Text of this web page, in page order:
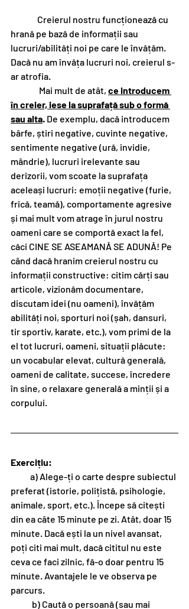
hrană pe bază de informații sau
lucruri/abilități noi pe care le învățăm.
Dacă nu am învăța lucruri noi, creierul s-
ar atrofia.
                Mai mult de atât,
ce introducem
în creier, iese la suprafață sub o formă
sau alta. De exemplu, dacă introducem
bârfe, știri negative, cuvinte negative,
sentimente negative (ură, invidie,
mândrie), lucruri irelevante sau
derizorii, vom scoate la suprafața
aceleași lucruri: emoții negative (furie,
frică, teamă), comportamente agresive
și mai mult vom atrage în jurul nostru
oameni care se comportă exact la fel,
căci CINE SE ASEAMANĂ SE ADUNĂ! Pe
când dacă hranim creierul nostru cu
informații constructive: citim cărți sau
articole, vizionăm documentare,
discutam idei (nu oameni), învățăm
abilități noi, sporturi noi (șah, dansuri,
tir sportiv, karate, etc.), vom primi de la
el tot lucruri, oameni, situații plăcute:
un vocabular elevat, cultură generală,
oameni de calitate, succese, încredere
în sine, o relaxare generală a minții și a
corpului.
Exercițiu:
preferat (istorie, polițistă, psihologie,
animale, sport, etc.). Începe să citești
din ea câte 15 minute pe zi. Atât, doar 15
minute. Dacă ești la un nivel avansat,
poți citi mai mult, dacă cititul nu este
ceva ce faci zilnic, fă-o doar pentru 15
minute. Avantajele le ve observa pe
parcurs.